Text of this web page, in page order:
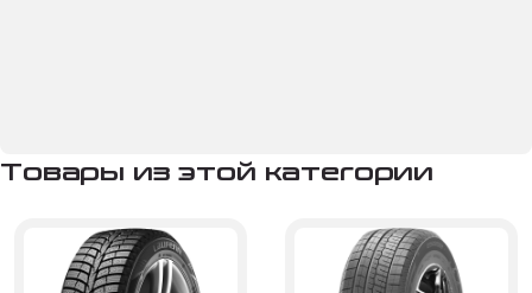
Товары из этой категории